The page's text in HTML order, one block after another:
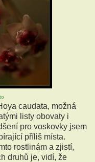
caudata, možná
listy obovaty i
pro voskovky jsem
příliš místa.
rostlinám a zjistí,
druhů je, vidí, že